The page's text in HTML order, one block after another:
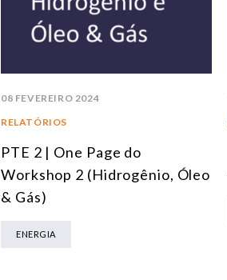
08 FEVEREIRO 2024
RELATÓRIOS
PTE 2 | One Page do
Workshop 2 (Hidrogênio, Óleo
& Gás)
ENERGIA